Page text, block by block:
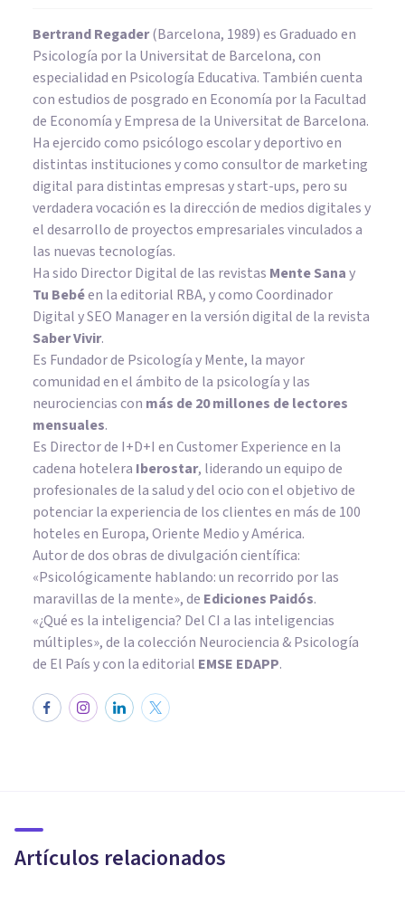
Bertrand Regader(Barcelona, 1989) es Graduado en
Psicología por la Universitat de Barcelona, con
especialidad en Psicología Educativa. También cuenta
con estudios de posgrado en Economía por la Facultad
de Economía y Empresa de la Universitat de Barcelona.
Ha ejercido como psicólogo escolar y deportivo en
distintas instituciones y como consultor de marketing
digital para distintas empresas y start-ups, pero su
verdadera vocación es la dirección de medios digitales y
el desarrollo de proyectos empresariales vinculados a
las nuevas tecnologías.
Ha sido Director Digital de las revistas Mente Sanay
Tu Bebéen la editorial RBA, y como Coordinador
Digital y SEO Manager en la versión digital de la revista
Saber Vivir.
Es Fundador de Psicología y Mente, la mayor
comunidad en el ámbito de la psicología y las
neurociencias con más de 20 millones de lectores
mensuales.
Es Director de I+D+I en Customer Experience en la
cadena hotelera Iberostar, liderando un equipo de
profesionales de la salud y del ocio con el objetivo de
potenciar la experiencia de los clientes en más de 100
hoteles en Europa, Oriente Medio y América.
Autor de dos obras de divulgación científica:
«Psicológicamente hablando: un recorrido por las
maravillas de la mente», de Ediciones Paidós.
«¿Qué es la inteligencia? Del CI a las inteligencias
múltiples», de la colección Neurociencia & Psicología
de El País y con la editorial EMSE EDAPP.
Artículos relacionados
asociados